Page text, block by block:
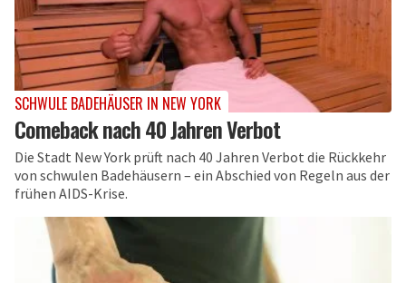
SCHWULE BADEHÄUSER IN NEW YORK
Comeback nach 40 Jahren Verbot
Die Stadt New York prüft nach 40 Jahren Verbot die Rückkehr
von schwulen Badehäusern – ein Abschied von Regeln aus der
frühen AIDS-Krise.